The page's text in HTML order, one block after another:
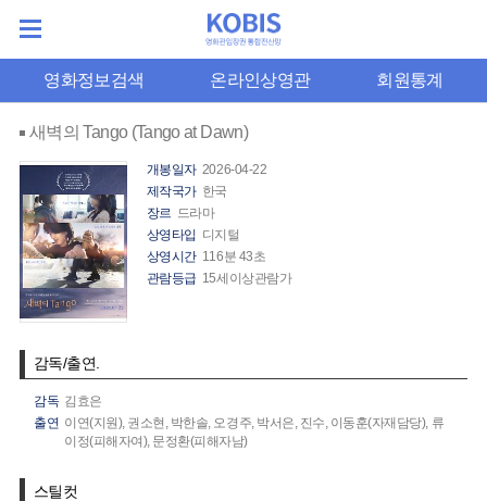
영화정보검색 온라인상영관 회원통계
새벽의 Tango (Tango at Dawn)
개봉일자 2026-04-22
제작국가 한국
장르 드라마
상영타입 디지털
상영시간 116분 43초
관람등급 15세이상관람가
감독/출연.
감독 김효은
출연 이연(지원), 권소현, 박한솔, 오경주, 박서은, 진수, 이동훈(자재담당), 류
이정(피해자여), 문정환(피해자남)
스틸컷